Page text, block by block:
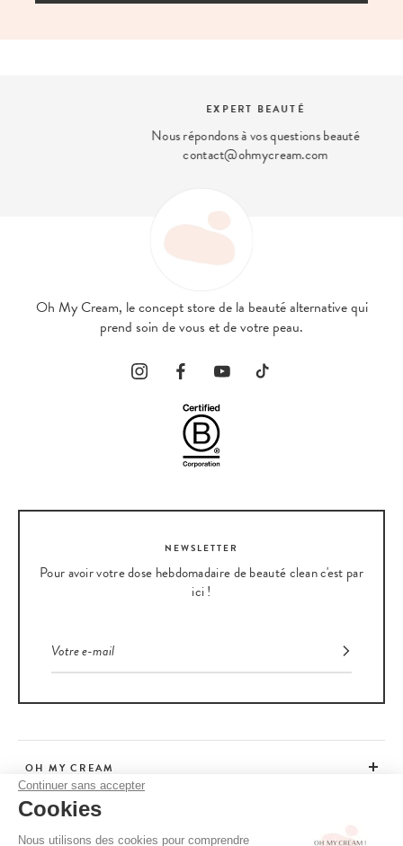
Continuer sans accepter
Cookies
Nous utilisons des cookies pour comprendre
EXPERT BEAUTÉ
Nous répondons à vos questions beauté
contact@ohmycream.com
Oh My Cream, le concept store de la beauté alternative qui
prend soin de vous et de votre peau.
NEWSLETTER
Pour avoir votre dose hebdomadaire de beauté clean c'est par
ici !
OH MY CREAM
SERVICE CLIENT